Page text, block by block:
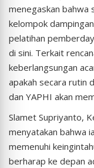
menegaskan bahwa
kelompok
pelatihan
di sini. Terkait
keberlangsungan
apakah secara rutin
dan YAPHI akan
Slamet Supriyanto,
menyatakan bahwa
memenuhi
berharap ke depan